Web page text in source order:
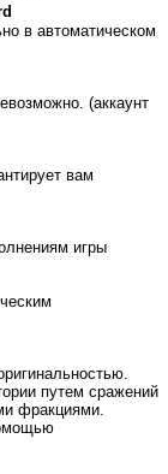
в автоматическом
(аккаунт
вам
игры
путем сражений
фракциями.